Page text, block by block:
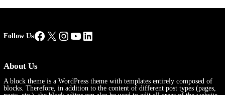
Follow UsFacebook
X Instagram
YouTube
LinkedIn
About Us
A block theme is a WordPress theme with templates entirely composed of
blocks. Therefore, in addition to the content of different post types (pages,